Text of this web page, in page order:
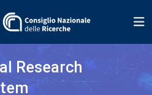
Research